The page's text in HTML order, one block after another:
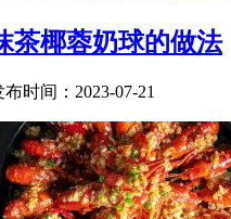
茶椰蓉奶球的做法
布时间：2023-07-21